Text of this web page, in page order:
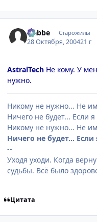
Nabbe Старожилы
28 Октября, 200421 г
AstralTech Не кому. У
нужно.
Никому не нужно... Не
Ничего не будет... Если я
Никому не нужно... Не
Ничего не будет... Если
--
Уходя уходи. Когда
судьбы. Всё было
Цитата